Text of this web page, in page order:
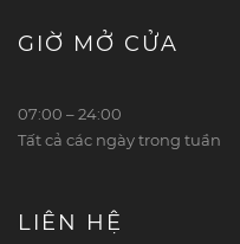
GIỜ MỞ CỬA
07:00 – 24:00
Tất cả các ngày trong tuần
LIÊN HỆ